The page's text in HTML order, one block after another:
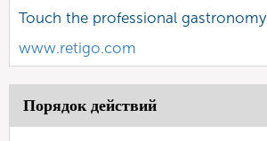
Touch the professional gastronomy
www.retigo.com
Порядок действий